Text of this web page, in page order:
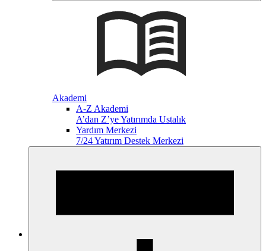
Akademi
A-Z Akademi
A’dan Z’ye Yatırımda Ustalık
Yardım Merkezi
7/24 Yatırım Destek Merkezi